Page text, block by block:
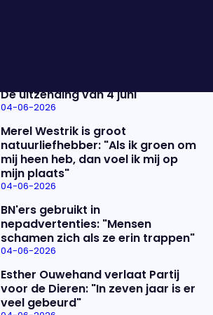
De uitzending van 4 juni
04-06-2026
Merel Westrik is groot
natuurliefhebber: "Als ik groen om
mij heen heb, dan voel ik mij op
mijn plaats"
04-06-2026
BN'ers gebruikt in
nepadvertenties: "Mensen
schamen zich als ze erin trappen"
04-06-2026
Esther Ouwehand verlaat Partij
voor de Dieren: "In zeven jaar is er
veel gebeurd"